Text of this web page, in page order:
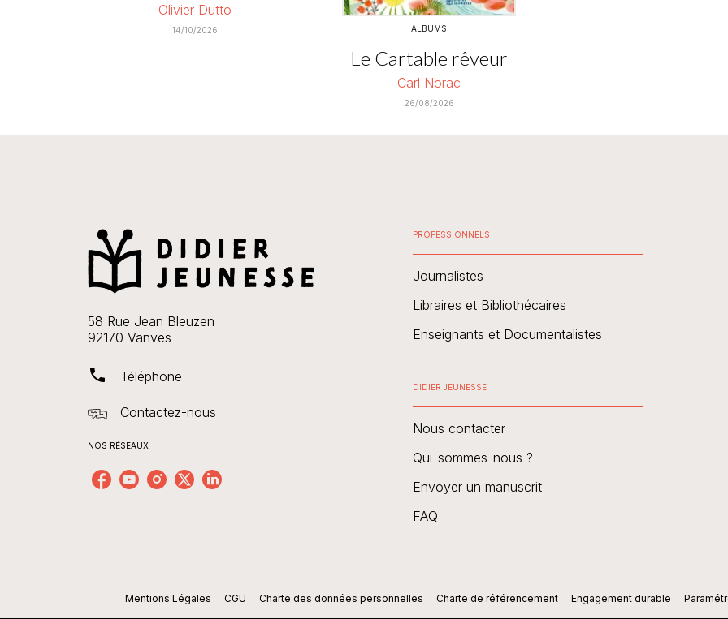
Olivier Dutto
14/10/2026 ALBUMS
Le Cartable rêveur
Carl Norac
26/08/2026
58 Rue Jean Bleuzen
92170 Vanves
phone Téléphone
Contactez-nous
NOS RÉSEAUX
PROFESSIONNELS
Journalistes
Libraires et Bibliothécaires
Enseignants et Documentalistes
DIDIER JEUNESSE
Nous contacter
Qui-sommes-nous ?
Envoyer un manuscrit
FAQ
Mentions Légales CGU Charte des données personnelles Charte de référencement Engagement durable